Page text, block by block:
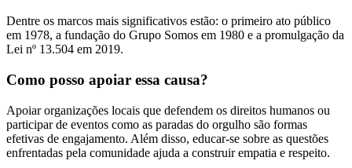
Dentre os marcos mais significativos estão: o primeiro ato público
em 1978, a fundação do Grupo Somos em 1980 e a promulgação da
Lei nº 13.504 em 2019.
Como posso apoiar essa causa?
Apoiar organizações locais que defendem os direitos humanos ou
participar de eventos como as paradas do orgulho são formas
efetivas de engajamento. Além disso, educar-se sobre as questões
enfrentadas pela comunidade ajuda a construir empatia e respeito.